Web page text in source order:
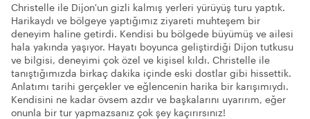
Christelle ile Dijon'un gizli kalmış yerleri yürüyüş turu yaptık.
Harikaydı ve bölgeye yaptığımız ziyareti muhteşem bir
deneyim haline getirdi. Kendisi bu bölgede büyümüş ve ailesi
hala yakında yaşıyor. Hayatı boyunca geliştirdiği Dijon tutkusu
ve bilgisi, deneyimi çok özel ve kişisel kıldı. Christelle ile
tanıştığımızda birkaç dakika içinde eski dostlar gibi hissettik.
Anlatımı tarihi gerçekler ve eğlencenin harika bir karışımıydı.
Kendisini ne kadar övsem azdır ve başkalarını uyarırım, eğer
onunla bir tur yapmazsanız çok şey kaçırırsınız!